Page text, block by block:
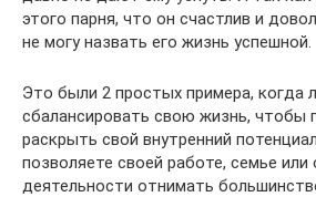
этого парня, что он счастлив и
не могу назвать его жизнь успешной.
Это были 2 простых примера, когда
сбалансировать свою жизнь, чтобы
раскрыть свой внутренний
позволяете своей работе, семье
деятельности отнимать